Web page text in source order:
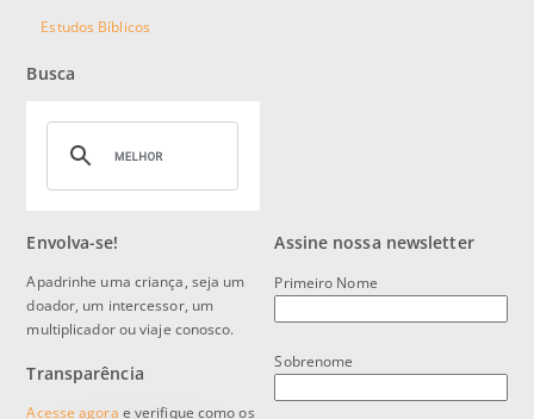
Estudos Bíblicos
Busca
Envolva-se!
Apadrinhe uma criança, seja um
doador, um intercessor, um
multiplicador ou viaje conosco.
Transparência
Acesse agora e verifique como os
Assine nossa newsletter
Primeiro Nome
Sobrenome